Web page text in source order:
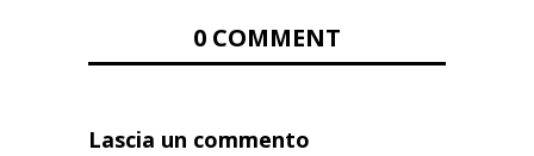
0 COMMENT
Lascia un commento